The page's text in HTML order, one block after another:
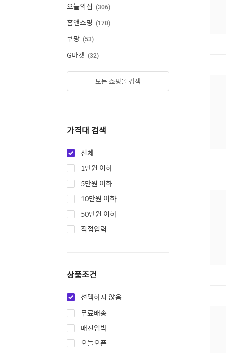
오늘의집 306
홈앤쇼핑 170
쿠팡 53
G마켓 32
모든 쇼핑몰 검색
가격대 검색
전체
1만원 이하
5만원 이하
10만원 이하
50만원 이하
직접입력
상품조건
선택하지 않음
무료배송
매진임박
오늘오픈